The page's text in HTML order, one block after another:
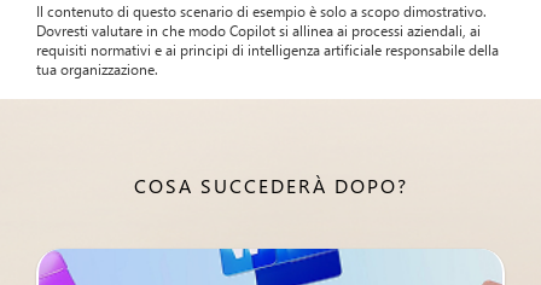
Il contenuto di questo scenario di esempio è solo a scopo dimostrativo.
Dovresti valutare in che modo Copilot si allinea ai processi aziendali, ai
requisiti normativi e ai principi di intelligenza artificiale responsabile della
tua organizzazione.
COSA SUCCEDERÀ DOPO?